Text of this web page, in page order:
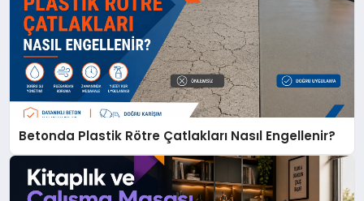
Betonda Plastik Rötre Çatlakları Nasıl Engellenir?